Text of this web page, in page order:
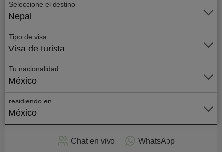
Seleccione el destino
Nepal
Tipo de visa
Visa de turista
Tu nacionalidad
México
residiendo en
México
Chat en vivo WhatsApp